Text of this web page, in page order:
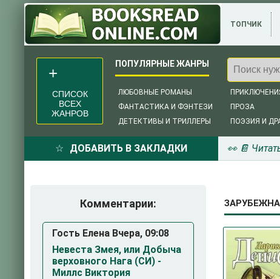
ТОПЧИК
ЛЮБОВНЫЕ РОМАНЫ
ФАНТАСТИКА И ФЭНТЕЗИ
ДЕТЕКТИВЫ И ТРИЛЛЕРЫ
ПРОЗА
ПОЭЗИЯ И
СПИСОК
ВСЕХ
ЖАНРОВ
ДОБАВИТЬ В ЗАКЛАДКИ 👀 📔
Комментарии:
Гость Елена Вчера, 09:08
Невеста Змея, или Добыча
верховного Нага (СИ) -
Миллс Виктория